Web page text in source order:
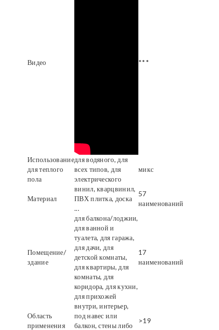
Видео ***
Использование
для теплого
пола
для водяного, для
всех типов, для
электрического
микс
Материал
винил, кварцвинил,
ПВХ плитка, доска
...
57
наименований
Помещение/
здание
для балкона/лоджии,
для ванной и
туалета, для гаража,
для дачи, для
детской комнаты,
для квартиры, для
комнаты, для
коридора, для кухни,
для прихожей
17
наименований
Область
применения
внутри, интерьер,
под навес или
балкон, стены либо
>19